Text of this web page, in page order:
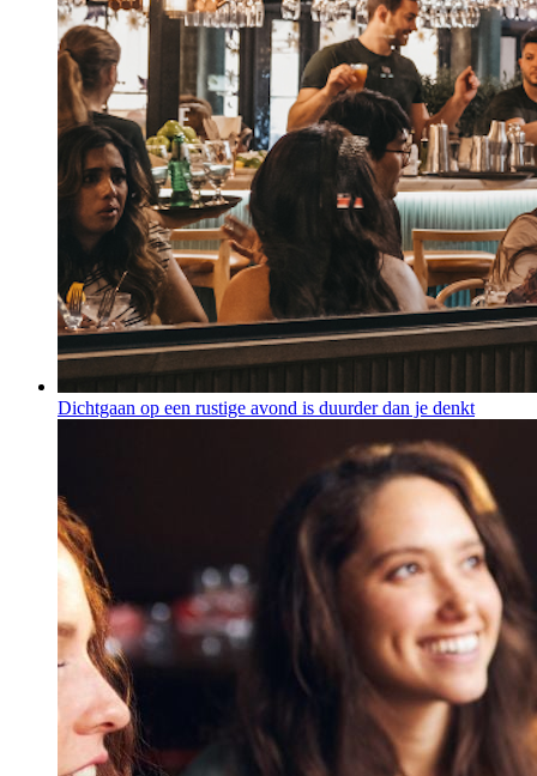
Dichtgaan op een rustige avond is duurder dan je denkt